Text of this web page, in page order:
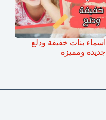
اسماء بنات خفيفة ودلع
جديدة ومميزة